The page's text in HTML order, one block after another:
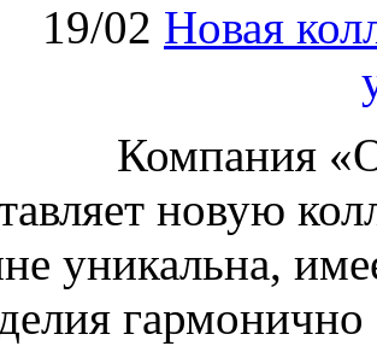
19/02 Новая
Компания
новую
уникальна,